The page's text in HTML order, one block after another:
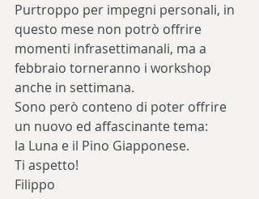
Purtroppo per impegni personali, in
questo mese non potrò offrire
momenti infrasettimanali, ma a
febbraio torneranno i workshop
anche in settimana.
Sono però conteno di poter offrire
un nuovo ed affascinante tema:
la Luna e il Pino Giapponese.
Ti aspetto!
Filippo